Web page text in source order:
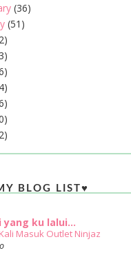
(36)
(51)
BLOG LIST♥
yang ku lalui...
Masuk Outlet Ninjaz